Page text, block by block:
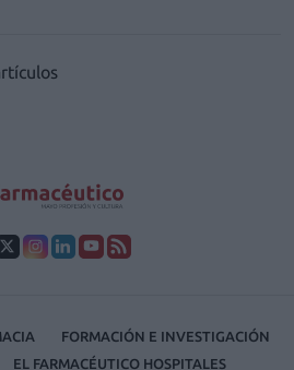
FORMACIÓN E INVESTIGACIÓN
EL FARMACÉUTICO HOSPITALES